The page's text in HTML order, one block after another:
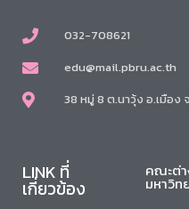
032-708621
edu@mail.pbru.ac.th
38 หมู่ 8 ต.นาวุ้ง อ.เมือง
LINK ที่
เกี่ยวข้อง
คณะต่า
มหาวิท